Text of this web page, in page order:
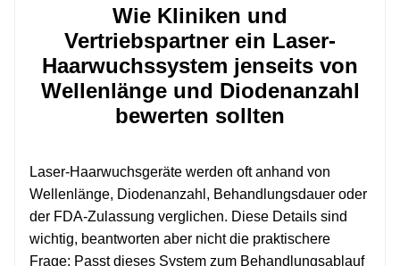
Wie Kliniken und
Vertriebspartner ein Laser-
Haarwuchssystem jenseits von
Wellenlänge und Diodenanzahl
bewerten sollten
Laser-Haarwuchsgeräte werden oft anhand von
Wellenlänge, Diodenanzahl, Behandlungsdauer oder
der FDA-Zulassung verglichen. Diese Details sind
wichtig, beantworten aber nicht die praktischere
Frage: Passt dieses System zum Behandlungsablauf